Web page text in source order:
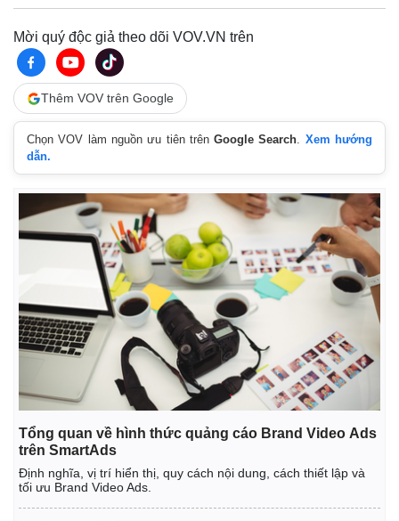
Mời quý độc giả theo dõi VOV.VN trên
Thêm VOV trên Google
Chọn VOV làm nguồn ưu tiên trênGoogle Search. Xem hướng
dẫn.
Tổng quan về hình thức quảng cáo Brand Video Ads
trên SmartAds
Định nghĩa, vị trí hiển thị, quy cách nội dung, cách thiết lập và
tối ưu Brand Video Ads.